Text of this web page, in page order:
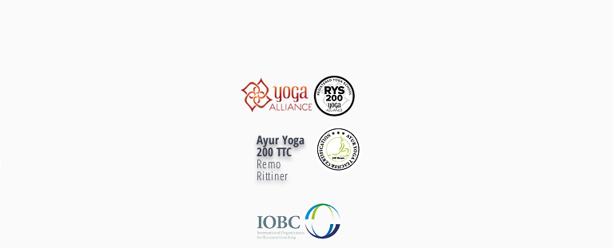
Ayur Yoga
200 TTC
Remo
Rittiner